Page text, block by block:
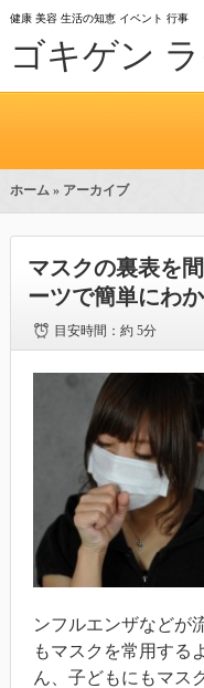
健康 美容 生活の知恵 イベント 行事
ゴキゲン
ホーム» アーカイブ
マスクの裏表を
ーツで簡単にわ
目安時間：約 5分
ンフルエンザなどが
もマスクを常用する
ん、子どもにもマス